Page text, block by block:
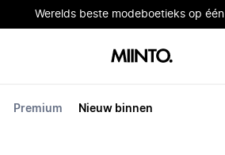
Werelds beste modeboetieks op
Premium Nieuw binnen